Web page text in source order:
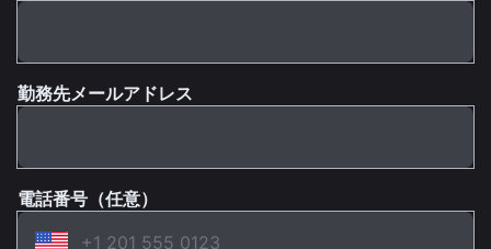
勤務先メールアドレス
電話番号（任意）